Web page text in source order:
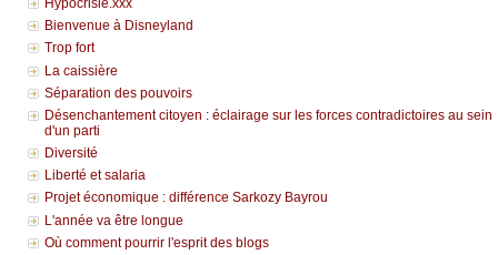
Hypocrisie.xxx
Bienvenue à Disneyland
Trop fort
La caissière
Séparation des pouvoirs
Désenchantement citoyen : éclairage sur les forces contradictoires au sein
d'un parti
Diversité
Liberté et salaria
Projet économique : différence Sarkozy Bayrou
L'année va être longue
Où comment pourrir l'esprit des blogs